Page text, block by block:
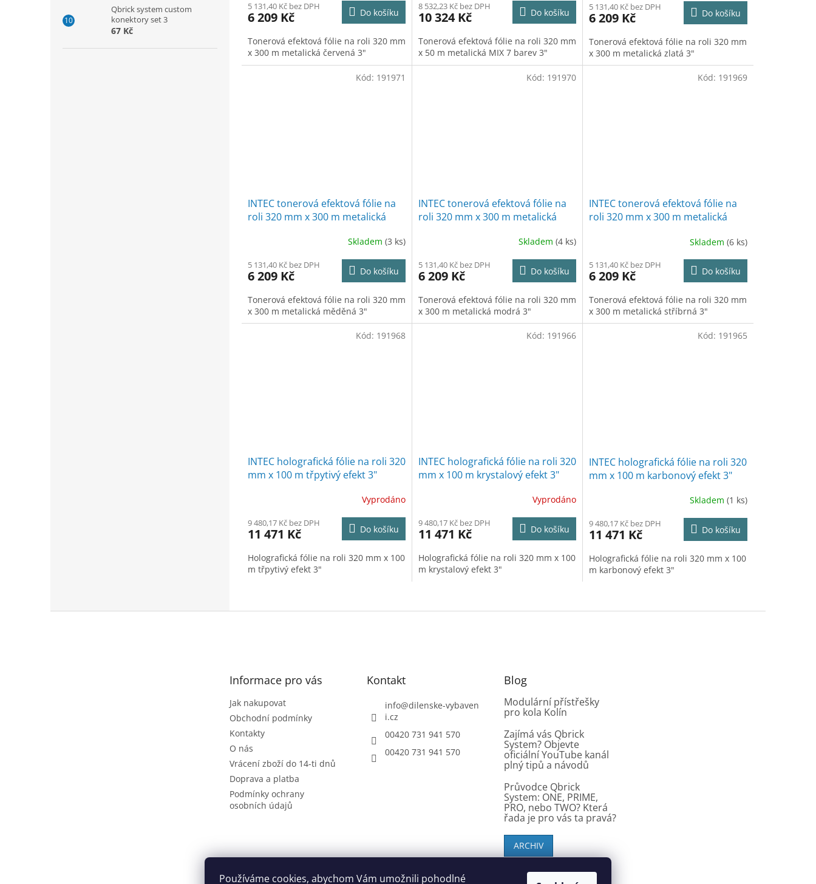
Používáme cookies, abychom Vám umožnili pohodlné
Qbrick system custom
konektory set 3
67 Kč
5 131,40 Kč bez DPH
6 209 Kč Do košíku
Tonerová efektová fólie na roli 320 mm
x 300 m metalická červená 3"
8 532,23 Kč bez DPH
10 324 Kč Do košíku
Tonerová efektová fólie na roli 320 mm
x 50 m metalická MIX 7 barev 3"
5 131,40 Kč bez DPH
6 209 Kč Do košíku
Tonerová efektová fólie na roli 320 mm
x 300 m metalická zlatá 3"
INTEC tonerová efektová fólie na
roli 320 mm x 300 m metalická
Skladem (3 ks)
5 131,40 Kč bez DPH
6 209 Kč Do košíku
Tonerová efektová fólie na roli 320 mm
x 300 m metalická měděná 3"
Kód: 191971
INTEC tonerová efektová fólie na
roli 320 mm x 300 m metalická
Skladem (4 ks)
5 131,40 Kč bez DPH
6 209 Kč Do košíku
Tonerová efektová fólie na roli 320 mm
x 300 m metalická modrá 3"
Kód: 191970
INTEC tonerová efektová fólie na
roli 320 mm x 300 m metalická
Skladem (6 ks)
5 131,40 Kč bez DPH
6 209 Kč Do košíku
Tonerová efektová fólie na roli 320 mm
x 300 m metalická stříbrná 3"
Kód: 191969
INTEC holografická fólie na roli 320
mm x 100 m třpytivý efekt 3"
Vyprodáno
9 480,17 Kč bez DPH
11 471 Kč Do košíku
Holografická fólie na roli 320 mm x 100
m třpytivý efekt 3"
Kód: 191968
INTEC holografická fólie na roli 320
mm x 100 m krystalový efekt 3"
Vyprodáno
9 480,17 Kč bez DPH
11 471 Kč Do košíku
Holografická fólie na roli 320 mm x 100
m krystalový efekt 3"
Kód: 191966
INTEC holografická fólie na roli 320
mm x 100 m karbonový efekt 3"
Skladem (1 ks)
9 480,17 Kč bez DPH
11 471 Kč Do košíku
Holografická fólie na roli 320 mm x 100
m karbonový efekt 3"
Kód: 191965
v
Informace pro vás
Jak nakupovat
Obchodní podmínky
Kontakty
O nás
Vrácení zboží do 14-ti dnů
Doprava a platba
Podmínky ochrany
osobních údajů
Kontakt
info@dilenske-vybaven
i.cz
00420 731 941 570
00420 731 941 570
Blog
Modulární přístřešky
pro kola Kolín
Zajímá vás Qbrick
System? Objevte
oficiální YouTube kanál
plný tipů a návodů
Průvodce Qbrick
System: ONE, PRIME,
PRO, nebo TWO? Která
řada je pro vás ta pravá?
ARCHIV